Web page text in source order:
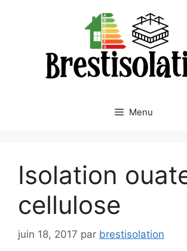
Menu
Isolation
cellulose
juin 18, 2017 par brestisolation